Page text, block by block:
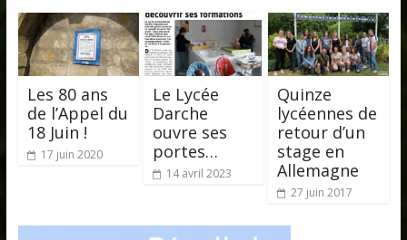
Les 80 ans
de l’Appel du
18 Juin !
17 juin 2020
Le Lycée
Darche
ouvre ses
portes…
14 avril 2023
Quinze
lycéennes de
retour d’un
stage en
Allemagne
27 juin 2017